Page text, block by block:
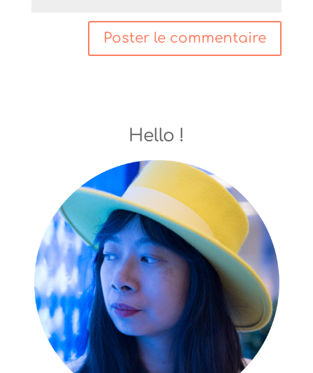
Hello !